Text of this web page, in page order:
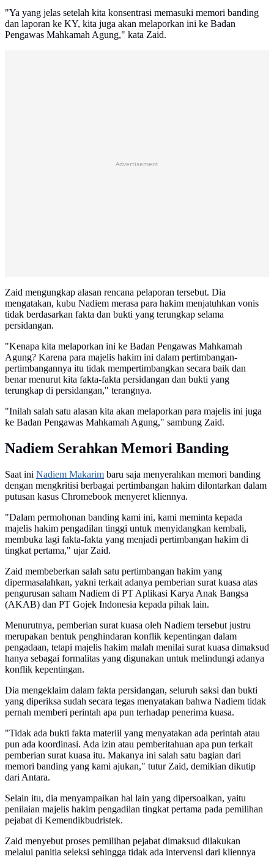
"Ya yang jelas setelah kita konsentrasi memasuki memori banding
dan laporan ke KY, kita juga akan melaporkan ini ke Badan
Pengawas Mahkamah Agung," kata Zaid.
Advertisement
Zaid mengungkap alasan rencana pelaporan tersebut. Dia
mengatakan, kubu Nadiem merasa para hakim menjatuhkan vonis
tidak berdasarkan fakta dan bukti yang terungkap selama
persidangan.
"Kenapa kita melaporkan ini ke Badan Pengawas Mahkamah
Agung? Karena para majelis hakim ini dalam pertimbangan-
pertimbangannya itu tidak mempertimbangkan secara baik dan
benar menurut kita fakta-fakta persidangan dan bukti yang
terungkap di persidangan," terangnya.
"Inilah salah satu alasan kita akan melaporkan para majelis ini juga
ke Badan Pengawas Mahkamah Agung," sambung Zaid.
Nadiem Serahkan Memori Banding
Saat ini Nadiem Makarim baru saja menyerahkan memori banding
dengan mengkritisi berbagai pertimbangan hakim dilontarkan dalam
putusan kasus Chromebook menyeret kliennya.
"Dalam permohonan banding kami ini, kami meminta kepada
majelis hakim pengadilan tinggi untuk menyidangkan kembali,
membuka lagi fakta-fakta yang menjadi pertimbangan hakim di
tingkat pertama," ujar Zaid.
Zaid membeberkan salah satu pertimbangan hakim yang
dipermasalahkan, yakni terkait adanya pemberian surat kuasa atas
pengurusan saham Nadiem di PT Aplikasi Karya Anak Bangsa
(AKAB) dan PT Gojek Indonesia kepada pihak lain.
Menurutnya, pemberian surat kuasa oleh Nadiem tersebut justru
merupakan bentuk penghindaran konflik kepentingan dalam
pengadaan, tetapi majelis hakim malah menilai surat kuasa dimaksud
hanya sebagai formalitas yang digunakan untuk melindungi adanya
konflik kepentingan.
Dia mengeklaim dalam fakta persidangan, seluruh saksi dan bukti
yang diperiksa sudah secara tegas menyatakan bahwa Nadiem tidak
pernah memberi perintah apa pun terhadap penerima kuasa.
"Tidak ada bukti fakta materiil yang menyatakan ada perintah atau
pun ada koordinasi. Ada izin atau pemberitahuan apa pun terkait
pemberian surat kuasa itu. Makanya ini salah satu bagian dari
memori banding yang kami ajukan," tutur Zaid, demikian dikutip
dari Antara.
Selain itu, dia menyampaikan hal lain yang dipersoalkan, yaitu
penilaian majelis hakim pengadilan tingkat pertama pada pemilihan
pejabat di Kemendikbudristek.
Zaid menyebut proses pemilihan pejabat dimaksud dilakukan
melalui panitia seleksi sehingga tidak ada intervensi dari kliennya